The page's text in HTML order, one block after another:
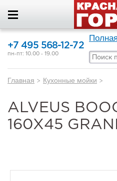
+7 495 568-12-72
пн-пт: 10.00 - 19.00
Главная > Кухонные мойки >
ALVEUS
160Х45